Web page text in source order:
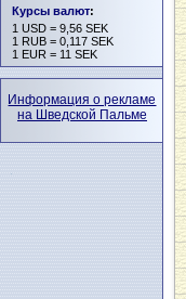
Курсы валют:
1 USD = 9,56 SEK
1 RUB = 0,117 SEK
1 EUR = 11 SEK
Информация о рекламе
на Шведской Пальме